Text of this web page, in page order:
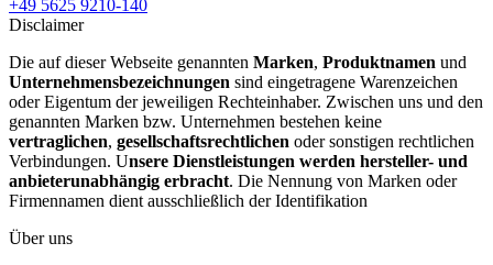
+49 5625 9210-140
Disclaimer
Die auf dieser Webseite genannten Marken, Produktnamen und
Unternehmensbezeichnungen sind eingetragene Warenzeichen
oder Eigentum der jeweiligen Rechteinhaber. Zwischen uns und den
genannten Marken bzw. Unternehmen bestehen keine
vertraglichen, gesellschaftsrechtlichen oder sonstigen rechtlichen
Verbindungen. Unsere Dienstleistungen werden hersteller- und
anbieterunabhängig erbracht. Die Nennung von Marken oder
Firmennamen dient ausschließlich der Identifikation
Über uns